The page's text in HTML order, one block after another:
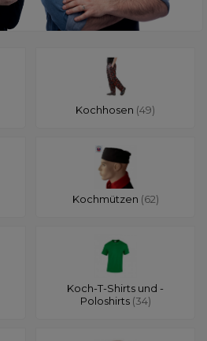
Kochhosen (49)
Kochmützen (62)
Koch-T-Shirts und -
Poloshirts (34)